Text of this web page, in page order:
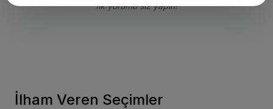
İlk yorumu siz yapın!
İlham Veren Seçimler